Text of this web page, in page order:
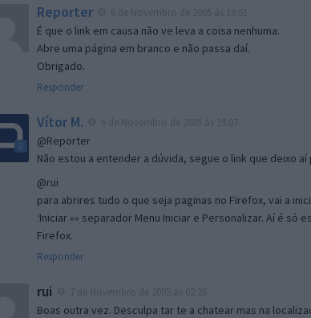
Reporter
É que o link em causa não ve leva a coisa nenhuma.
Abre uma página em branco e não passa daí.
Obrigado.
Responder
Vítor M.
@Reporter
Não estou a entender a dúvida, segue o link que deixo
@rui
para abrires tudo o que seja paginas no Firefox, vai a
‘Iniciar »» separador Menu Iniciar e Personalizar. Aí é
Firefox.
Responder
rui
Boas outra vez. Desculpa tar te a chatear mas na